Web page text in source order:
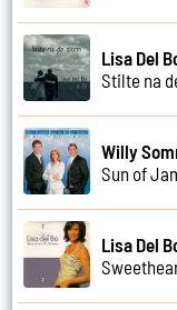
Lisa Del
Stilte na
Willy
Sun of
Lisa Del